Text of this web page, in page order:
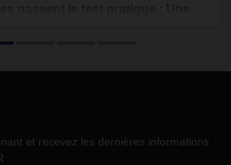
DACHSER a testé des exosquelettes
technologie va maintenant être
agences.
et recevez les dernières informations